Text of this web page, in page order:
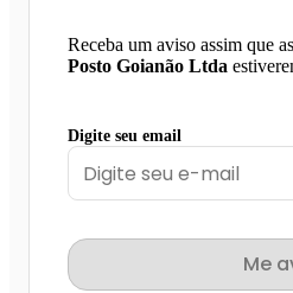
Receba um aviso assim que
Posto Goianão Ltda
Digite seu email
Me